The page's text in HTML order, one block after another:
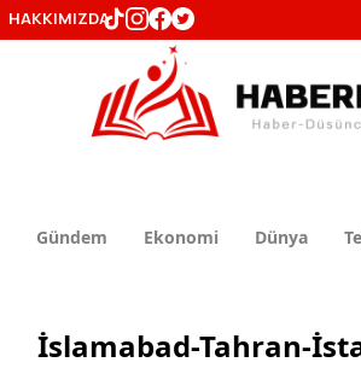
Gündem Ekonomi Dünya
İslamabad-Tahran-
HAKKIMIZDA